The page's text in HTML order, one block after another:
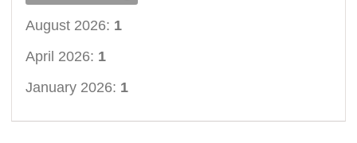
August 2026: 1
April 2026: 1
January 2026: 1